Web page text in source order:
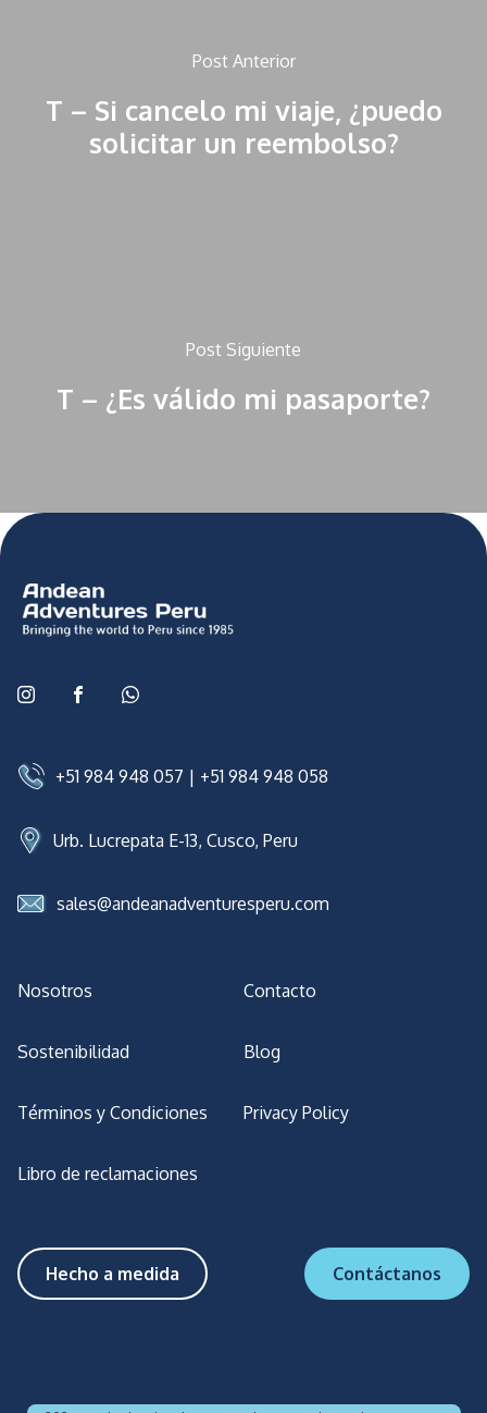
Post Anterior
T – Si cancelo mi viaje, ¿puedo
solicitar un reembolso?
Post Siguiente
T – ¿Es válido mi pasaporte?
+51 984 948 057 | +51 984 948 058
Urb. Lucrepata E-13, Cusco, Peru
sales@andeanadventuresperu.com
Nosotros Contacto
Sostenibilidad Blog
Términos y Condiciones Privacy Policy
Libro de reclamaciones
Hecho a medida Contáctanos